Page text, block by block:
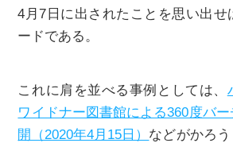
4月7日に出されたことを思い出せ
ードである。
これに肩を並べる事例としては、
ワイドナー図書館による360度バ
開（2020年4月15日） などがかろ